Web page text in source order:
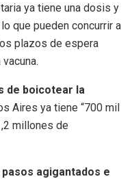
ya tiene una dosis y
que pueden concurrir a
plazos de espera
de boicotear la
Aires ya tiene “700 mil
millones de
pasos agigantados e